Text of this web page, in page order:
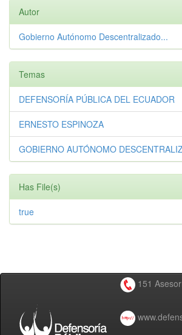
Autor
Gobierno Autónomo Descentralizado...
Temas
DEFENSORÍA PÚBLICA DEL ECUADOR
ERNESTO ESPINOZA
GOBIERNO AUTÓNOMO
Has File(s)
true
151